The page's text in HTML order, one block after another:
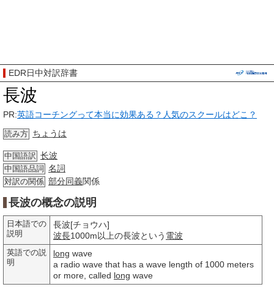
EDR日中対訳辞書
長波
PR:英語コーチングって本当に効果ある？人気のスクールはどこ？
読み方 ちょうは
中国語訳 长波
中国語品詞 名詞
対訳の関係 部分同義関係
長波の概念の説明
日本語での
説明
長波[チョウハ]
波長1000m以上の長波という 電波
英語での説
明
long wave
a radio wave that has a wave length of 1000 meters
or more, called long wave